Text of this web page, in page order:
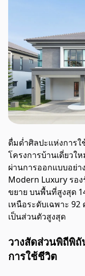
ดื่มด่ำศิลปะแห่งการใ
โครงการบ้านเดี่ยวใ
ผ่านการออกแบบอย่
Modern Luxury รอ
ขยาย บนพื้นที่สูงสุด
เหนือระดับเฉพาะ
เป็นส่วนตัวสูงสุด
วางสัดส่วนพิถีพิ
การใช้ชีวิต